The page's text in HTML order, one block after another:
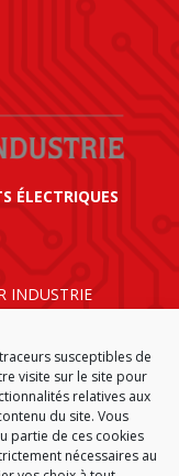
susceptibles de
visite sur le site pour
relatives aux
du site. Vous
partie de ces cookies
nécessaires au
ÉLECTRIQUES
INDUSTRIE
EXUPÉRY